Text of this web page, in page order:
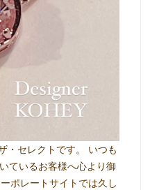
・セレクトです。 いつも
ているお客様へ心より御
ポレートサイトでは久し